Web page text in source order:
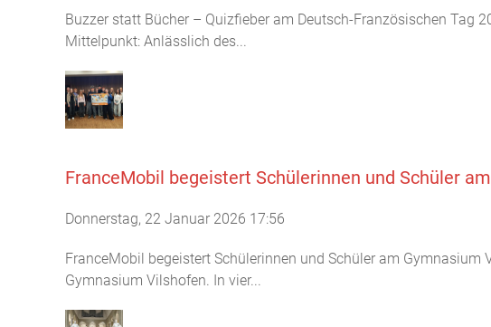
Buzzer statt Bücher – Quizfieber am Deutsch-Französischen Tag
Mittelpunkt: Anlässlich des...
FranceMobil begeistert Schülerinnen und Schüler
Donnerstag, 22 Januar 2026 17:56
FranceMobil begeistert Schülerinnen und Schüler am
Gymnasium Vilshofen. In vier...